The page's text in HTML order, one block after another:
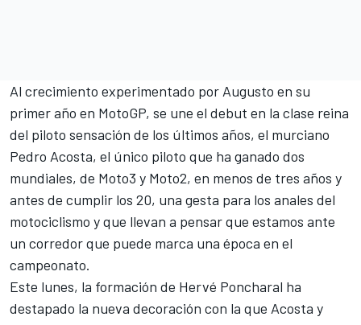
Al crecimiento experimentado por Augusto en su
primer año en MotoGP, se une el debut en la clase reina
del piloto sensación de los últimos años, el murciano
Pedro Acosta, el único piloto que ha ganado dos
mundiales, de Moto3 y Moto2, en menos de tres años y
antes de cumplir los 20, una gesta para los anales del
motociclismo y que llevan a pensar que estamos ante
un corredor que puede marca una época en el
campeonato.
Este lunes, la formación de Hervé Poncharal ha
destapado la nueva decoración con la que Acosta y